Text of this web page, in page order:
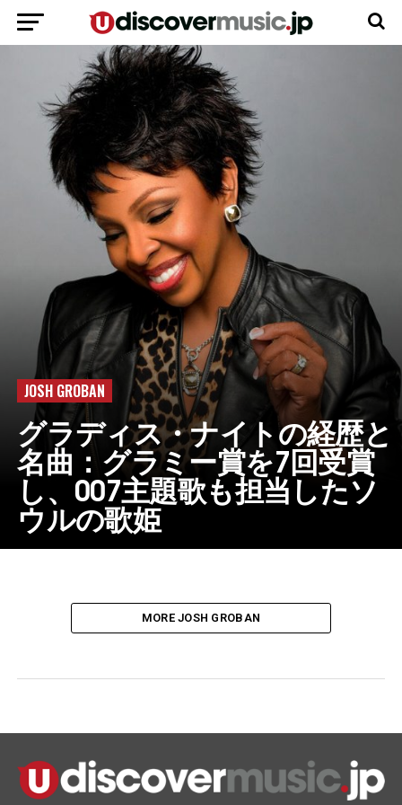
JOSH GROBAN
グラディス・ナイトの経歴と
名曲：グラミー賞を7回受賞
し、007主題歌も担当したソ
ウルの歌姫
MORE JOSH GROBAN